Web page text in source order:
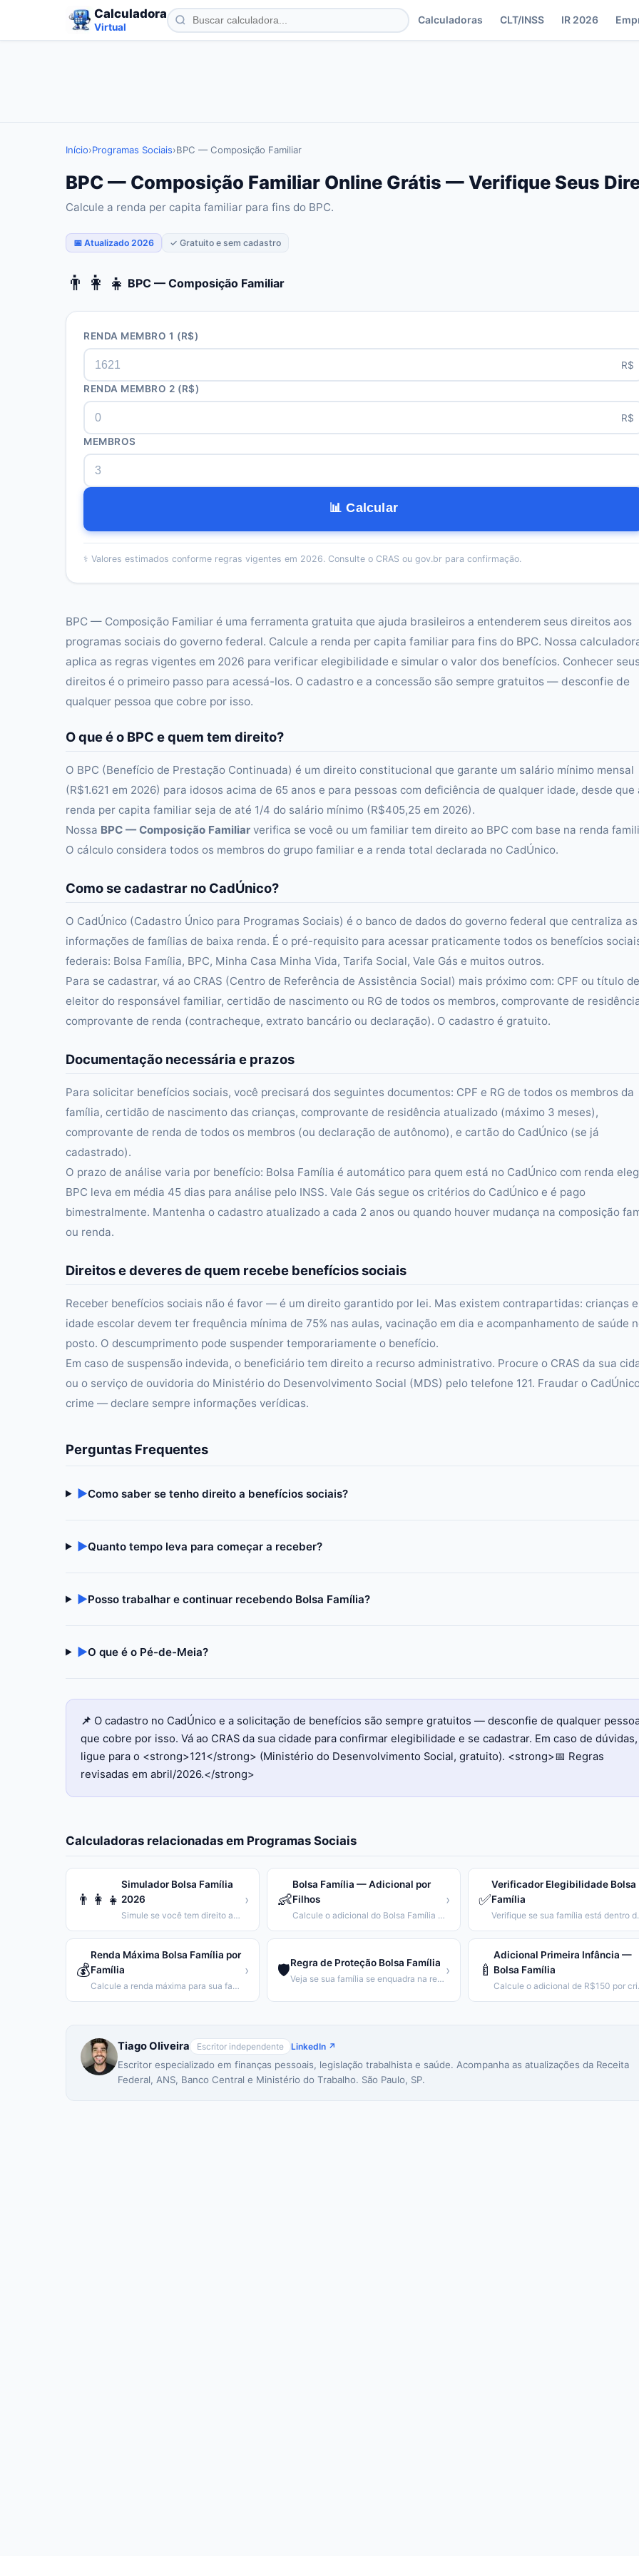
Calculadora
Virtual
Calculadoras CLT/INSS IR 2026
Início›Programas Sociais›BPC — Composição Familiar
BPC — Composição Familiar Online Grátis — Verifique Seus
Calcule a renda per capita familiar para fins do BPC.
📅 Atualizado 2026 ✓ Gratuito e sem cadastro
👨‍👩‍👧 BPC — Composição Familiar
RENDA MEMBRO 1 (R$)
R$
RENDA MEMBRO 2 (R$)
R$
MEMBROS
📊 Calcular
⚕️ Valores estimados conforme regras vigentes em 2026. Consulte o CRAS ou gov.br para confirmação.
BPC — Composição Familiar é uma ferramenta gratuita que ajuda brasileiros a entenderem seus direitos aos
programas sociais do governo federal. Calcule a renda per capita familiar para fins do BPC. Nossa
aplica as regras vigentes em 2026 para verificar elegibilidade e simular o valor dos benefícios. Conhecer
direitos é o primeiro passo para acessá-los. O cadastro e a concessão são sempre gratuitos — desconfie de
qualquer pessoa que cobre por isso.
O que é o BPC e quem tem direito?
O BPC (Benefício de Prestação Continuada) é um direito constitucional que garante um salário mínimo mensal
(R$1.621 em 2026) para idosos acima de 65 anos e para pessoas com deficiência de qualquer idade, desde que
renda per capita familiar seja de até 1/4 do salário mínimo (R$405,25 em 2026).
Nossa BPC — Composição Familiar verifica se você ou um familiar tem direito ao BPC com base na renda
O cálculo considera todos os membros do grupo familiar e a renda total declarada no CadÚnico.
Como se cadastrar no CadÚnico?
O CadÚnico (Cadastro Único para Programas Sociais) é o banco de dados do governo federal que centraliza as
informações de famílias de baixa renda. É o pré-requisito para acessar praticamente todos os benefícios
federais: Bolsa Família, BPC, Minha Casa Minha Vida, Tarifa Social, Vale Gás e muitos outros.
Para se cadastrar, vá ao CRAS (Centro de Referência de Assistência Social) mais próximo com: CPF ou título de
eleitor do responsável familiar, certidão de nascimento ou RG de todos os membros, comprovante de
comprovante de renda (contracheque, extrato bancário ou declaração). O cadastro é gratuito.
Documentação necessária e prazos
Para solicitar benefícios sociais, você precisará dos seguintes documentos: CPF e RG de todos os membros da
família, certidão de nascimento das crianças, comprovante de residência atualizado (máximo 3 meses),
comprovante de renda de todos os membros (ou declaração de autônomo), e cartão do CadÚnico (se já
cadastrado).
O prazo de análise varia por benefício: Bolsa Família é automático para quem está no CadÚnico com renda
BPC leva em média 45 dias para análise pelo INSS. Vale Gás segue os critérios do CadÚnico e é pago
bimestralmente. Mantenha o cadastro atualizado a cada 2 anos ou quando houver mudança na composição
ou renda.
Direitos e deveres de quem recebe benefícios sociais
Receber benefícios sociais não é favor — é um direito garantido por lei. Mas existem contrapartidas: crianças
idade escolar devem ter frequência mínima de 75% nas aulas, vacinação em dia e acompanhamento de saúde
posto. O descumprimento pode suspender temporariamente o benefício.
Em caso de suspensão indevida, o beneficiário tem direito a recurso administrativo. Procure o CRAS da sua
ou o serviço de ouvidoria do Ministério do Desenvolvimento Social (MDS) pelo telefone 121. Fraudar o
crime — declare sempre informações verídicas.
Perguntas Frequentes
▶Como saber se tenho direito a benefícios sociais?
▶Quanto tempo leva para começar a receber?
▶Posso trabalhar e continuar recebendo Bolsa Família?
▶O que é o Pé-de-Meia?
📌 O cadastro no CadÚnico e a solicitação de benefícios são sempre gratuitos — desconfie de qualquer
que cobre por isso. Vá ao CRAS da sua cidade para confirmar elegibilidade e se cadastrar. Em caso de dúvidas,
ligue para o <strong>121</strong> (Ministério do Desenvolvimento Social, gratuito). <strong>📅 Regras
revisadas em abril/2026.</strong>
Calculadoras relacionadas em Programas Sociais
👨‍👩‍👧
Simulador Bolsa Família
2026
Simule se você tem direito ao Bolsa Família e calcule o valor.
› 👶
Bolsa Família — Adicional por
Filhos
Calcule o adicional do Bolsa Família conforme número e idade dos filhos.
› ✅
Verificador Elegibilidade Bolsa
Família
Verifique se
💰
Renda Máxima Bolsa Família por
Família
Calcule a renda máxima para sua família receber o Bolsa Família.
› 🛡️Regra de Proteção Bolsa Família
Veja se sua família se enquadra na regra de proteção (emancipação gradual).
› 🍼
Adicional Primeira Infância —
Bolsa Família
Calcule
Tiago Oliveira Escritor independente LinkedIn ↗
Escritor especializado em finanças pessoais, legislação trabalhista e saúde. Acompanha as atualizações da Receita
Federal, ANS, Banco Central e Ministério do Trabalho. São Paulo, SP.